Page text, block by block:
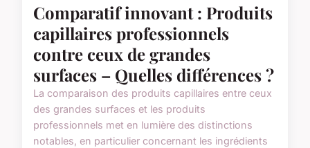
Comparatif innovant : Produits
capillaires professionnels
contre ceux de grandes
surfaces – Quelles différences ?
La comparaison des produits capillaires entre ceux
des grandes surfaces et les produits
professionnels met en lumière des distinctions
notables, en particulier concernant les ingrédients